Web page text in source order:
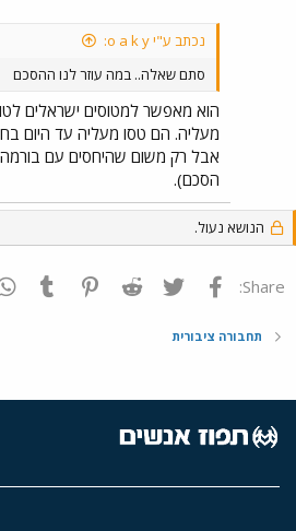
נכתב ע"י o a k y:
סתם שאלה.. במה עוזר לנו ההסכם
הוא מאפשר למטוסים ישראלים
מעליה. הם טסו מעליה עד היום
אבל רק משום שהיחסים עם בורמה
הסכם).
הנושא נעול.
Share: פייסבוק Twitter
Reddit
Pinterest
תחבורה ציבורית